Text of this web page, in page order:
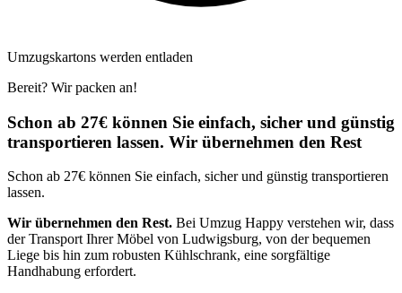
Umzugskartons werden entladen
Bereit? Wir packen an!
Schon ab 27€ können Sie einfach, sicher und günstig
transportieren lassen. Wir übernehmen den Rest
Schon ab 27€ können Sie einfach, sicher und günstig transportieren
lassen.
Wir übernehmen den Rest. Bei Umzug Happy verstehen wir, dass
der Transport Ihrer Möbel von Ludwigsburg, von der bequemen
Liege bis hin zum robusten Kühlschrank, eine sorgfältige
Handhabung erfordert.